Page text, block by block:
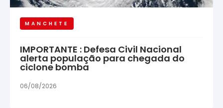
MANCHETE
IMPORTANTE : Defesa Civil Nacional
alerta população para chegada do
ciclone bomba
06/08/2026